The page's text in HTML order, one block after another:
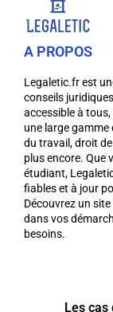
A PROPOS
Legaletic.fr est
conseils
accessible à
une large
du travail, droit
plus encore. Que
étudiant,
fiables et à jour
Découvrez un
dans vos
besoins.
Les cas